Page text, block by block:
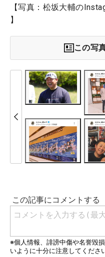
【写真：松坂大輔の
】
この写